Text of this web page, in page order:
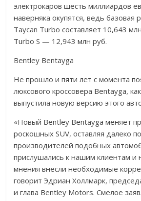
электрокаров шесть миллиардов
наверняка окупятся, ведь базовая
Taycan Turbo составляет 10,643
Turbo S — 12,943 млн руб.
Bentley Bentayga
Не прошло и пяти лет с момента
люксового кроссовера Bentayga,
выпустила новую версию этого
«Новый Bentley Bentayga меняет
роскошных SUV, оставляя далеко
производителей подобных
прислушались к нашим клиентам и
мнения внесли необходимые
говорит Эдриан Холлмарк,
и глава Bentley Motors. Смелое